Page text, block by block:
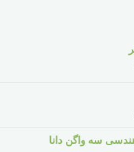
سه واگن دانا